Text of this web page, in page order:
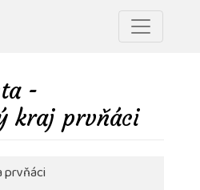
-
kraj prvňáci
prvňáci